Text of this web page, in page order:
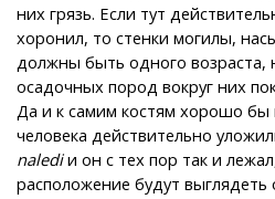
них грязь. Если тут
хоронил, то стенки могилы,
должны быть одного возраста,
осадочных пород вокруг них
Да и к самим костям хорошо бы
человека действительно
nalediи он с тех пор так и
расположение будут